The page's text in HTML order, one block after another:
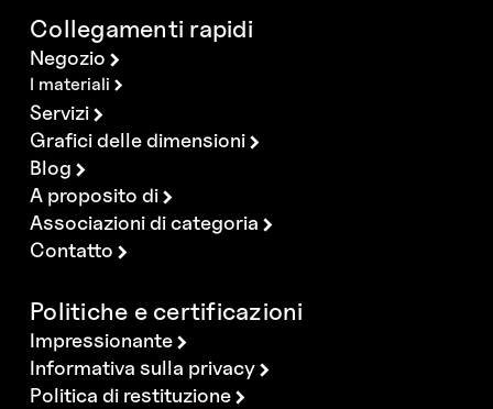
Collegamenti rapidi
Negozio
I materiali
Servizi
Grafici delle dimensioni
Blog
A proposito di
Associazioni di categoria
Contatto
Politiche e certificazioni
Impressionante
Informativa sulla privacy
Politica di restituzione